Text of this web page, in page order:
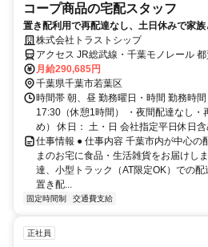
コープ商品の宅配スタッフ
置き配利用で再配達なし、土日休みで家
ルートで未経験でも安心
株式会社トラストシップ
アクセス JR総武線・千葉モノレール
月給290,685円
千葉県千葉市若葉区
時間帯 朝、昼 勤務曜日・時間 勤務時
17:30（休憩1時間） ・夜間配達なし・
め） 休日： 土・日 会社指定平日休日
仕事情報 ● 仕事内容 千葉市内が中心の
まのお宅に食品・生活雑貨をお届けし
達、小型トラック（AT限定OK）での
置き配...
固定時間制 交通費支給
正社員